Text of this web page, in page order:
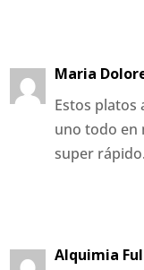
Maria
Estos platos
uno todo en
super
Alquimia